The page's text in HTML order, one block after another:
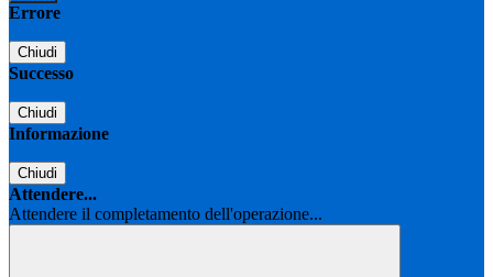
Errore
Chiudi
Successo
Chiudi
Informazione
Chiudi
Attendere...
Attendere il completamento dell'operazione...